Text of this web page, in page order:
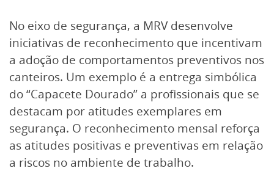
No eixo de segurança, a MRV desenvolve
iniciativas de reconhecimento que incentivam
a adoção de comportamentos preventivos nos
canteiros. Um exemplo é a entrega simbólica
do “Capacete Dourado” a profissionais que se
destacam por atitudes exemplares em
segurança. O reconhecimento mensal reforça
as atitudes positivas e preventivas em relação
a riscos no ambiente de trabalho.